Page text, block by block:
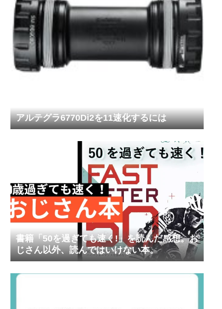
アルテグラ6770Di2を11速化するには
書籍「50を過ぎても速く!」を読んだ感想。お
じさん以外、読んではいけない本。